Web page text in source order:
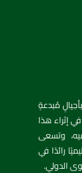
مُبدعةٍ
إثراء هذا
وتسعى
رائدًا في
الدولي.